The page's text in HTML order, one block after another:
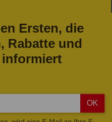
Ersten, die
Rabatte und
informiert
OK